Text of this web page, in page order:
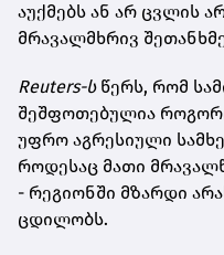
აუქმებს ან არ ცვლის
მრავალმხრივ
Reuters-სწერს, რომ
შეშფოთებულია
უფრო აგრესიული
როდესაც მათი
- რეგიონში მზარდი
ცდილობს.